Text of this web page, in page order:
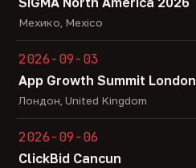
Мехико, Mexico
2026-09-03
App Growth Summit London
Лондон, United Kingdom
2026-09-06
ClickBid Cancun